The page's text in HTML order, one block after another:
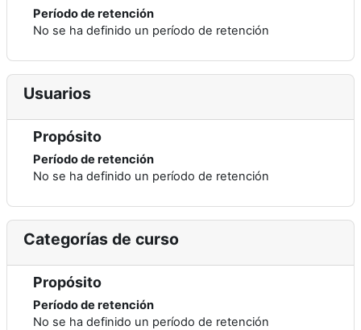
Período de retención
No se ha definido un período de retención
Usuarios
Propósito
Período de retención
No se ha definido un período de retención
Categorías de curso
Propósito
Período de retención
No se ha definido un período de retención